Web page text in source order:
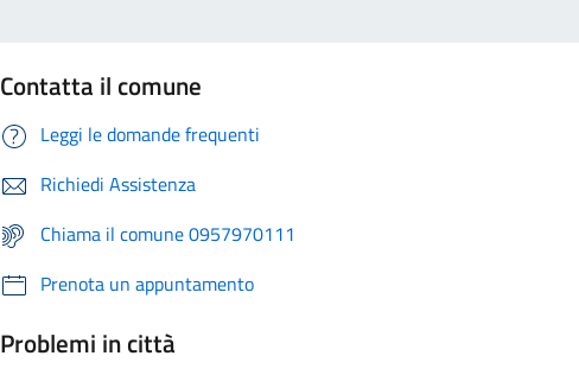
Contatta il comune
Leggi le domande frequenti
Richiedi Assistenza
Chiama il comune 0957970111
Prenota un appuntamento
Problemi in città